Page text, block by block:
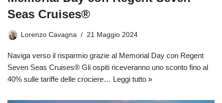
Seas Cruises®
Lorenzo Cavagna 21 Maggio 2024
Naviga verso il risparmio grazie al Memorial Day con Regent
Seven Seas Cruises® Gli ospiti riceveranno uno sconto fino al
40% sulle tariffe delle crociere… Leggi tutto »